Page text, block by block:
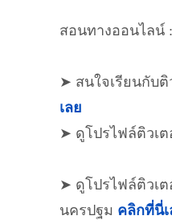
สอนทางออนไลน์
➤ สนใจเรียนกับ
เลย
➤ ดูโปรไฟล์ติวเ
➤ ดูโปรไฟล์ติวเ
นครปฐม คลิกที่นี่เ